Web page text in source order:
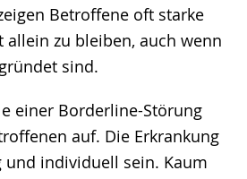
Betroffene oft starke
allein zu bleiben, auch wenn
sind.
einer Borderline-Störung
auf. Die Erkrankung
und individuell sein. Kaum